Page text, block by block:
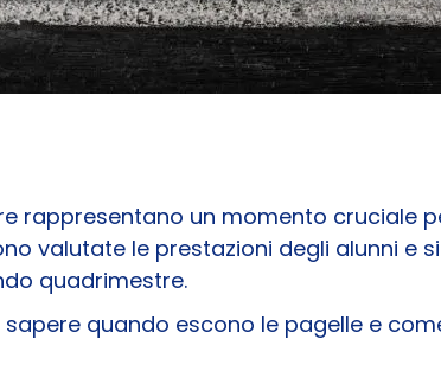
rappresentano un momento cruciale
valutate le prestazioni degli alunni e
quadrimestre.
quando escono le pagelle e